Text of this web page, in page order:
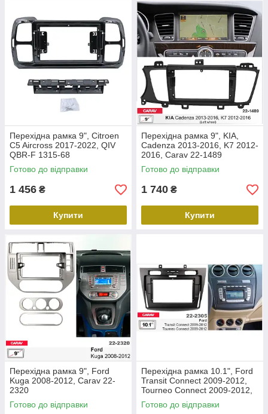
Перехідна рамка 9", Citroen
C5 Aircross 2017-2022, QIV
QBR-F 1315-68
Готово до відправки
1 456 ₴
Купити
Перехідна рамка 9", KIA,
Cadenza 2013-2016, K7 2012-
2016, Carav 22-1489
Готово до відправки
1 740 ₴
Купити
Перехідна рамка 9", Ford
Kuga 2008-2012, Carav 22-
2320
Готово до відправки
Перехідна рамка 10.1", Ford
Transit Connect 2009-2012,
Tourneo Connect 2009-2012,
Carav 22-2305
Готово до відправки